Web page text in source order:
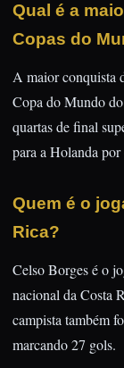
Qual é a
Copas do
A maior conquista
Copa do Mundo
quartas de final
para a Holanda
Quem é o
Rica?
Celso Borges é o
nacional da Costa
campista também
marcando 27 gols.